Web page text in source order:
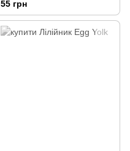
55 грн